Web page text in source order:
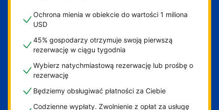
Ochrona mienia w obiekcie do wartości 1 miliona
USD
45% gospodarzy otrzymuje swoją pierwszą
rezerwację w ciągu tygodnia
Wybierz natychmiastową rezerwację lub prośbę o
rezerwację
Będziemy obsługiwać płatności za Ciebie
Codzienne wypłaty. Zwolnienie z opłat za usługę